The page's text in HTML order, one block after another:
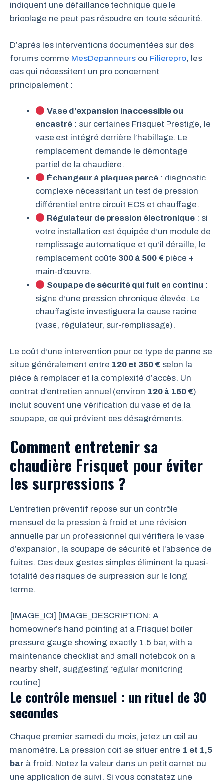
indiquent une défaillance technique que le
bricolage ne peut pas résoudre en toute sécurité.
D’après les interventions documentées sur des
forums comme MesDepanneurs ou Filierepro, les
cas qui nécessitent un pro concernent
principalement :
Vase d’expansion inaccessible ou
encastré : sur certaines Frisquet Prestige, le
vase est intégré derrière l’habillage. Le
remplacement demande le démontage
partiel de la chaudière.
Échangeur à plaques percé : diagnostic
complexe nécessitant un test de pression
différentiel entre circuit ECS et chauffage.
Régulateur de pression électronique : si
votre installation est équipée d’un module de
remplissage automatique et qu’il déraille, le
remplacement coûte 300 à 500 € pièce +
main-d’œuvre.
Soupape de sécurité qui fuit en continu :
signe d’une pression chronique élevée. Le
chauffagiste investiguera la cause racine
(vase, régulateur, sur-remplissage).
Le coût d’une intervention pour ce type de panne se
situe généralement entre 120 et 350 € selon la
pièce à remplacer et la complexité d’accès. Un
contrat d’entretien annuel (environ 120 à 160 €)
inclut souvent une vérification du vase et de la
soupape, ce qui prévient ces désagréments.
Comment entretenir sa
chaudière Frisquet pour éviter
les surpressions ?
L’entretien préventif repose sur un contrôle
mensuel de la pression à froid et une révision
annuelle par un professionnel qui vérifiera le vase
d’expansion, la soupape de sécurité et l’absence de
fuites. Ces deux gestes simples éliminent la quasi-
totalité des risques de surpression sur le long
terme.
[IMAGE_ICI] [IMAGE_DESCRIPTION: A
homeowner’s hand pointing at a Frisquet boiler
pressure gauge showing exactly 1.5 bar, with a
maintenance checklist and small notebook on a
nearby shelf, suggesting regular monitoring
routine]
Le contrôle mensuel : un rituel de 30
secondes
Chaque premier samedi du mois, jetez un œil au
manomètre. La pression doit se situer entre 1 et 1,5
bar à froid. Notez la valeur dans un petit carnet ou
une application de suivi. Si vous constatez une